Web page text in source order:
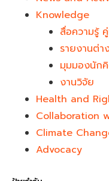
Knowledge
สื่อความรู้
รายงานต่า
มุมมองนัก
งานวิจัย
Health and
Collaboration
Climate
Advocacy